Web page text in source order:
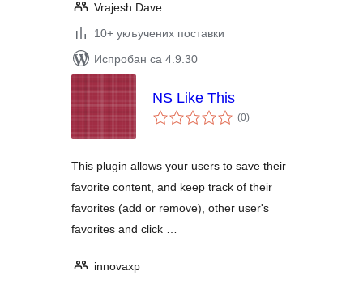
Vrajesh Dave
10+ укључених поставки
Испробан са 4.9.30
NS Like This
(0укупних
оцена
)
This plugin allows your users to save their
favorite content, and keep track of their
favorites (add or remove), other user's
favorites and click …
innovaxp